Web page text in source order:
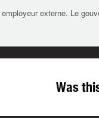
externe. Le
Was